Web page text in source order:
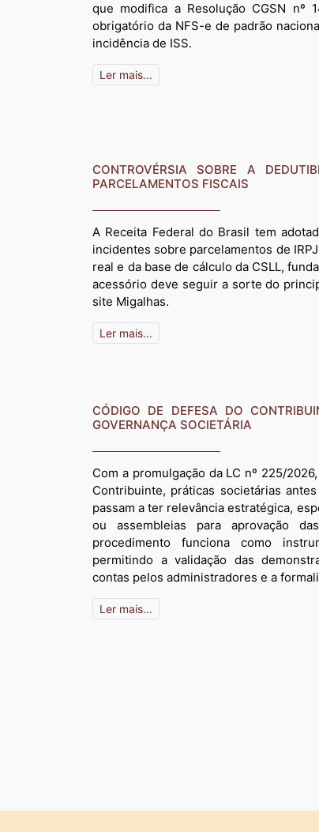
que modifica a Resolução CGSN nº
obrigatório da NFS-e de padrão
incidência de ISS.
Ler mais...
CONTROVÉRSIA SOBRE A
PARCELAMENTOS FISCAIS
A Receita Federal do Brasil tem
incidentes sobre parcelamentos de
real e da base de cálculo da CSLL,
acessório deve seguir a sorte do
site Migalhas.
Ler mais...
CÓDIGO DE DEFESA DO
GOVERNANÇA SOCIETÁRIA
Com a promulgação da LC nº 225/
Contribuinte, práticas societárias
passam a ter relevância estratégica,
ou assembleias para aprovação
procedimento funciona como
permitindo a validação das
contas pelos administradores e a
Ler mais...